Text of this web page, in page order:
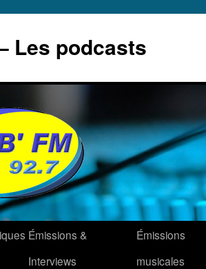
Les podcasts
Émissions &
Interviews
Émissions
musicales